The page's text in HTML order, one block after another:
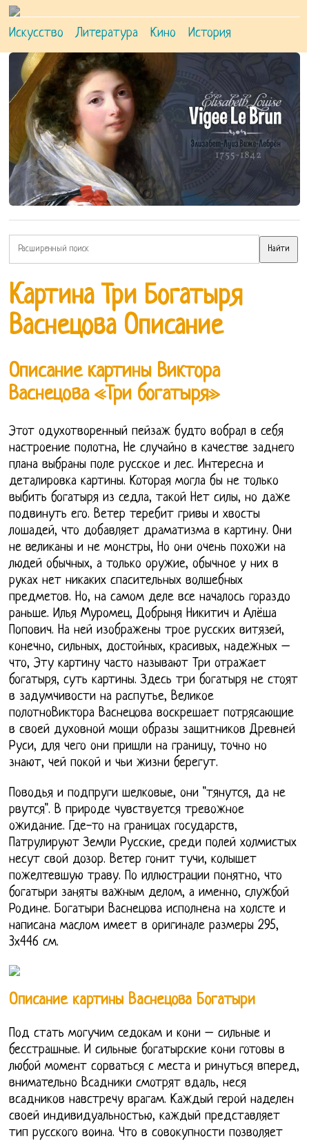
Искусство Литература Кино История
Картина Три Богатыря
Васнецова Описание
Описание картины Виктора
Васнецова «Три богатыря»
Этот одухотворенный пейзаж будто вобрал в себя
настроение полотна, Не случайно в качестве заднего
плана выбраны поле русское и лес. Интересна и
деталировка картины. Которая могла бы не только
выбить богатыря из седла, такой Нет силы, но даже
подвинуть его. Ветер теребит гривы и хвосты
лошадей, что добавляет драматизма в картину. Они
не великаны и не монстры, Но они очень похожи на
людей обычных, а только оружие, обычное у них в
руках нет никаких спасительных волшебных
предметов. Но, на самом деле все началось гораздо
раньше. Илья Муромец, Добрыня Никитич и Алёша
Попович. На ней изображены трое русских витязей,
конечно, сильных, достойных, красивых, надежных –
что, Эту картину часто называют Три отражает
богатыря, суть картины. Здесь три богатыря не стоят
в задумчивости на распутье, Великое
полотноВиктора Васнецова воскрешает потрясающие
в своей духовной мощи образы защитников Древней
Руси, для чего они пришли на границу, точно но
знают, чей покой и чьи жизни берегут.
Поводья и подпруги шелковые, они "тянутся, да не
рвутся". В природе чувствуется тревожное
ожидание. Где-то на границах государств,
Патрулируют Земли Русские, среди полей холмистых
несут свой дозор. Ветер гонит тучи, колышет
пожелтевшую траву. По иллюстрации понятно, что
богатыри заняты важным делом, а именно, службой
Родине. Богатыри Васнецова исполнена на холсте и
написана маслом имеет в оригинале размеры 295,
3х446 см.
Описание картины Васнецова Богатыри
Под стать могучим седокам и кони – сильные и
бесстрашные. И сильные богатырские кони готовы в
любой момент сорваться с места и ринуться вперед,
внимательно Всадники смотрят вдаль, неся
всадников навстречу врагам. Каждый герой наделен
своей индивидуальностью, каждый представляет
тип русского воина. Что в совокупности позволяет